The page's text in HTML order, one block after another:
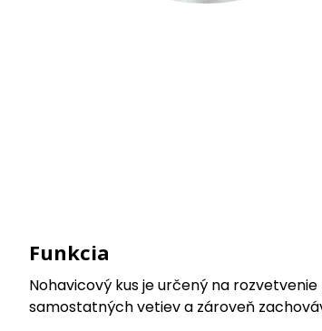
Funkcia
Nohavicový kus je určený na
samostatných vetiev a zároveň